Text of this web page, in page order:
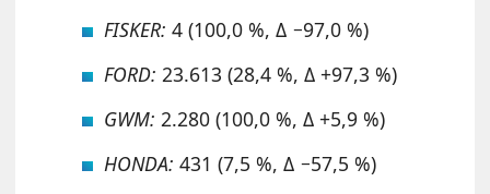
FISKER: 4 (100,0 %, Δ −97,0 %)
FORD: 23.613 (28,4 %, Δ +97,3 %)
GWM: 2.280 (100,0 %, Δ +5,9 %)
HONDA: 431 (7,5 %, Δ −57,5 %)